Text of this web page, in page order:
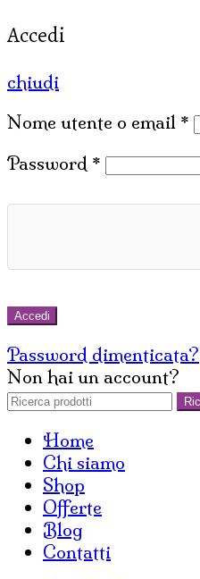
Accedi
chiudi
Nome utente o email *
Password *
Accedi
Password dimenticata?
Non hai un account?
Cerca:
Home
Chi siamo
Shop
Offerte
Blog
Contatti